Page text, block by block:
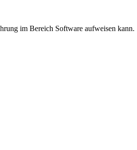
im Bereich Software aufweisen kann.